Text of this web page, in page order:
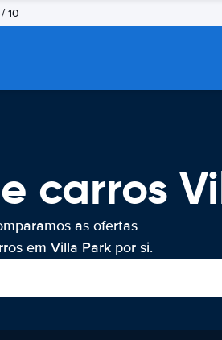
/ 10
carros
as ofertas
em Villa Park por si.